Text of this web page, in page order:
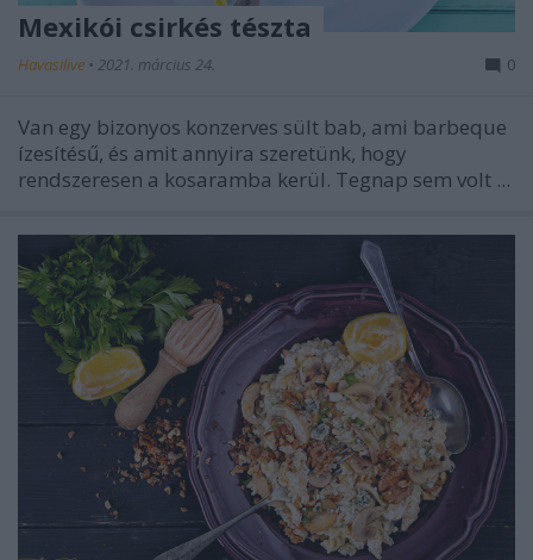
Mexikói csirkés tészta
Havasilive • 2021. március 24. 0
Van egy bizonyos konzerves sült bab, ami barbeque
ízesítésű, és amit annyira szeretünk, hogy
rendszeresen a kosaramba kerül. Tegnap sem volt ...